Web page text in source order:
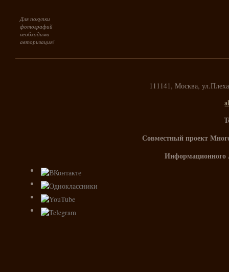
Для покупки
фотографий
необходима
авторизация!
111141, Москва,
Совместный проект